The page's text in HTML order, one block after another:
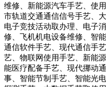
维修、新能源汽车手艺、使
市轨道交通通信信号手艺、
电子竞技活动取办理、电子
修、飞机机电设备维修、智
通信软件手艺、现代通信手
艺、物联网使用手艺、新能
能医疗配备手艺、现代挪动
事、智能节制手艺、智能光